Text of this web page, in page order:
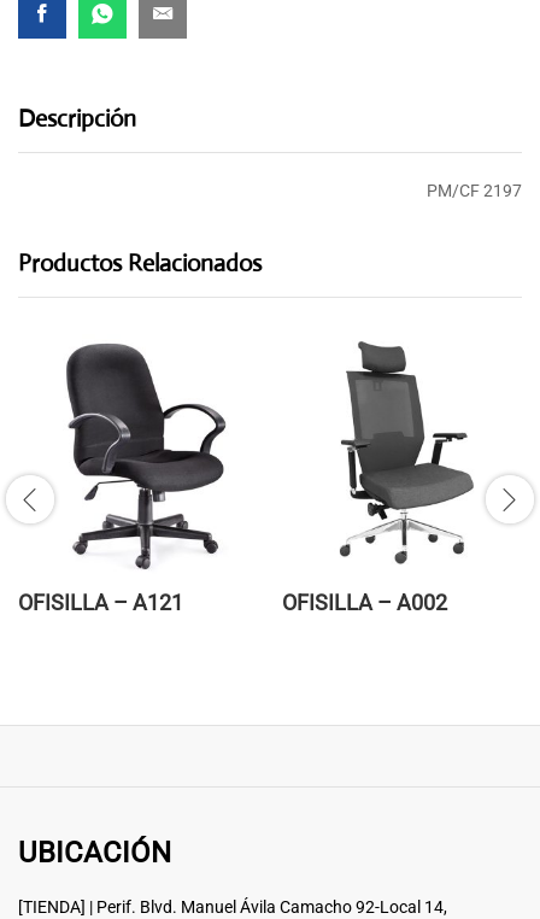
Descripción
PM/CF 2197
Productos Relacionados
OFISILLA – A121 OFISILLA – A002
UBICACIÓN
[TIENDA] | Perif. Blvd. Manuel Ávila Camacho 92-Local 14,